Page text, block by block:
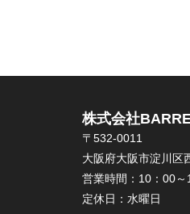
株式会社
〒532-0011
大阪府大阪市淀川区
営業時間： 10：00～
定休日： 水曜日